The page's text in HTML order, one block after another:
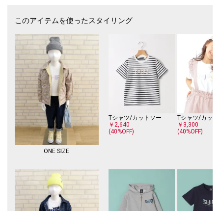
兄妹姉妹おそろいで着用やちょっとしたギフトにもおすすめです！
【SUBLIME（サブライム）】
スポーツ＆カジュアルをベースに、幅広いジャンルのスタイルをミックス
し、アクセントのきいたラインナップを展開。面白い素材の組み合わせ
カラーバリエーションが豊富で、身につける人それぞれの個性を存分にひ
きだす、スパイスたっぷりの帽子小物を提案しています。
【対象カテゴリー：トドラー/TODDLER】
【対象カテゴリー：ジュニア/JUNIOR】
【注意事項】
※末永く愛用頂く為に、アテンションタグ・洗濯ネームを必ずご確認の
上、着用又はお取り扱いください。
※撮影環境による光の当たり具合やパソコン・スマートフォンなどの閲覧
※画像の商品はサンプルです。実際の商品と仕様、加工、サイズが若干異
なる場合がございます。
このアイテムを使ったスタイリング
ONE SIZE
Tシャツ/カットソー
￥2,640
(40%OFF)
Tシャツ/カット
￥3,300
(40%OFF)